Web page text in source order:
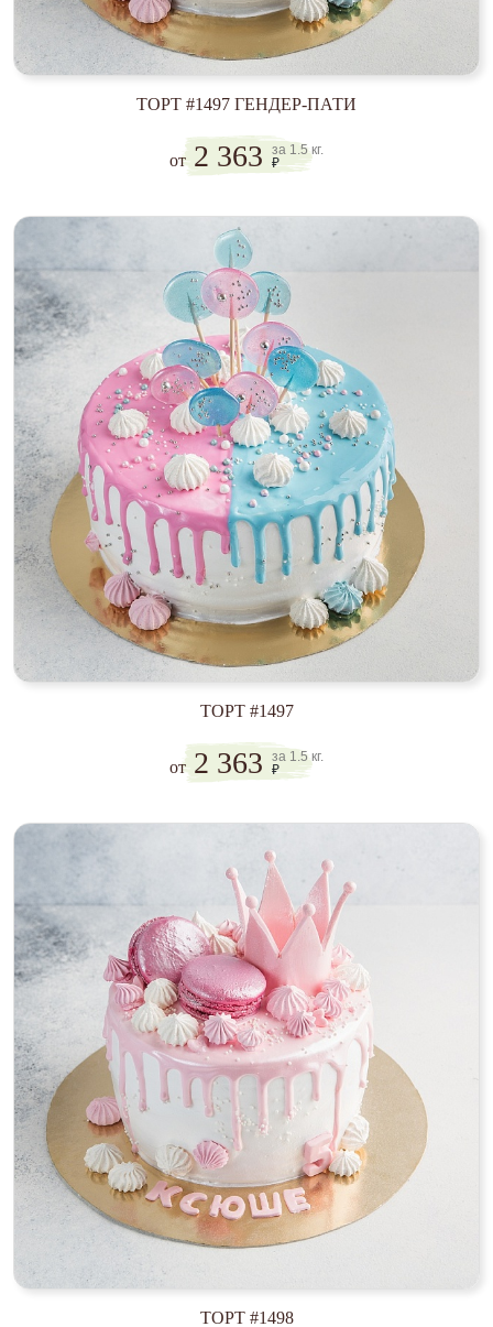
ТОРТ #1497 ГЕНДЕР-ПАТИ
от2 363
за 1.5 кг.
₽
ТОРТ #1497
от2 363
за 1.5 кг.
₽
ТОРТ #1498